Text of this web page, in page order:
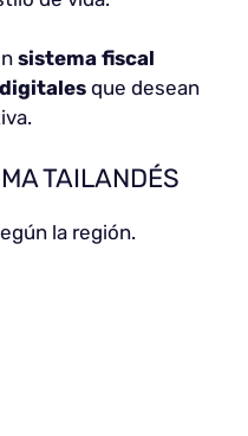
sistema fiscal
que desean
TAILANDÉS
la región.